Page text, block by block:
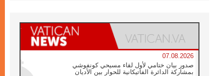
07.08.2026
صدور بيان ختامي لأول لقاء مسيحي كونفوشي
بمشاركة الدائرة الفاتيكانية للحوار بين الأديان